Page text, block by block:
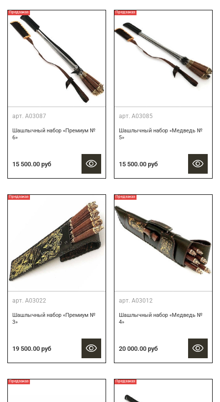
Предзаказ
арт. А03087
Шашлычный набор «Премиум №
6»
15 500.00 руб
Предзаказ
арт. А03085
Шашлычный набор «Медведь №
5»
15 500.00 руб
Предзаказ
арт. А03022
Шашлычный набор «Премиум №
3»
19 500.00 руб
Предзаказ
арт. А03012
Шашлычный набор «Медведь №
4»
20 000.00 руб
Предзаказ Предзаказ